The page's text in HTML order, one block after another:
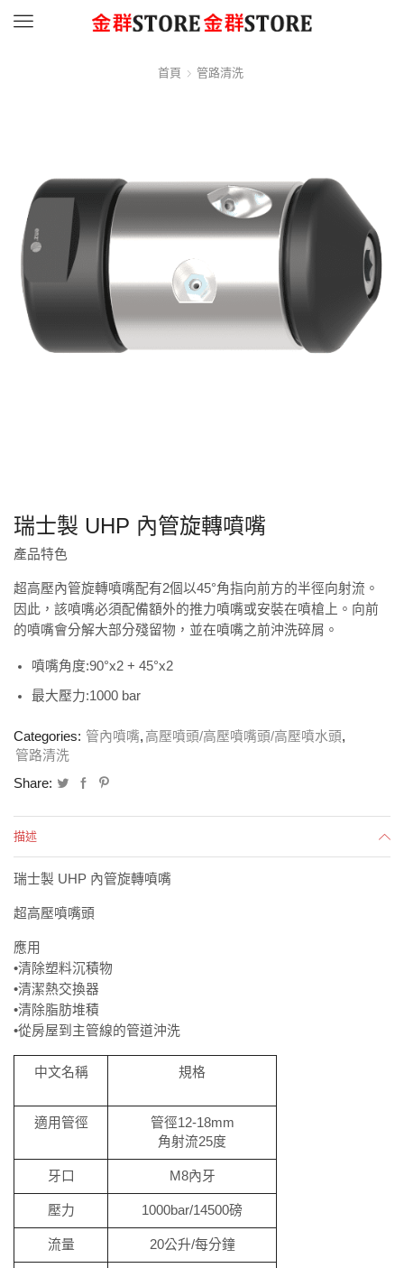
Menu
首頁 管路清洗
瑞士製 UHP 內管旋轉噴嘴
產品特色
超高壓內管旋轉噴嘴配有2個以45°角指向前方的半徑向射流。
因此，該噴嘴必須配備額外的推力噴嘴或安裝在噴槍上。向前
的噴嘴會分解大部分殘留物，並在噴嘴之前沖洗碎屑。
噴嘴角度:90°x2 + 45°x2
最大壓力:1000 bar
Categories: 管內噴嘴, 高壓噴頭/高壓噴嘴頭/高壓噴水頭,
管路清洗
Share:
描述
瑞士製 UHP 內管旋轉噴嘴
超高壓噴嘴頭
應用
•清除塑料沉積物
•清潔熱交換器
•清除脂肪堆積
•從房屋到主管線的管道沖洗
中文名稱 規格
適用管徑
管徑12-18mm
角射流25度
牙口 M8內牙
壓力 1000bar/14500磅
流量 20公升/每分鐘